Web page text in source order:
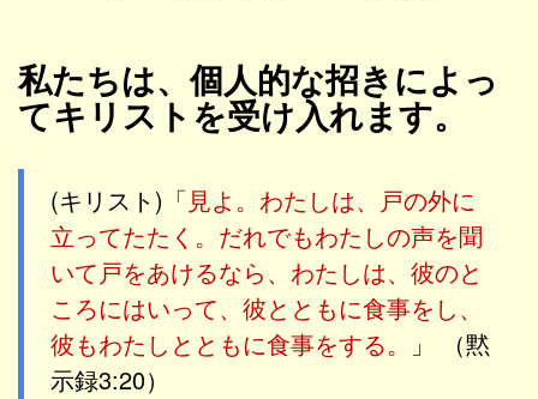
私たちは、個人的な招きによっ
てキリストを受け入れます。
(キリスト)「 見よ。わたしは、戸の外に
立ってたたく。だれでもわたしの声を聞
いて戸をあけるなら、わたしは、彼のと
ころにはいって、彼とともに食事をし、
彼もわたしとともに食事をする。
」 （黙
示録3:20）